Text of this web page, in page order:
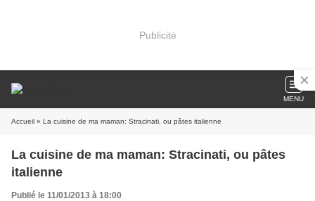
Publicité
MENU
Accueil » La cuisine de ma maman: Stracinati, ou pâtes italienne
La cuisine de ma maman: Stracinati, ou pâtes
italienne
Publié le 11/01/2013 à 18:00